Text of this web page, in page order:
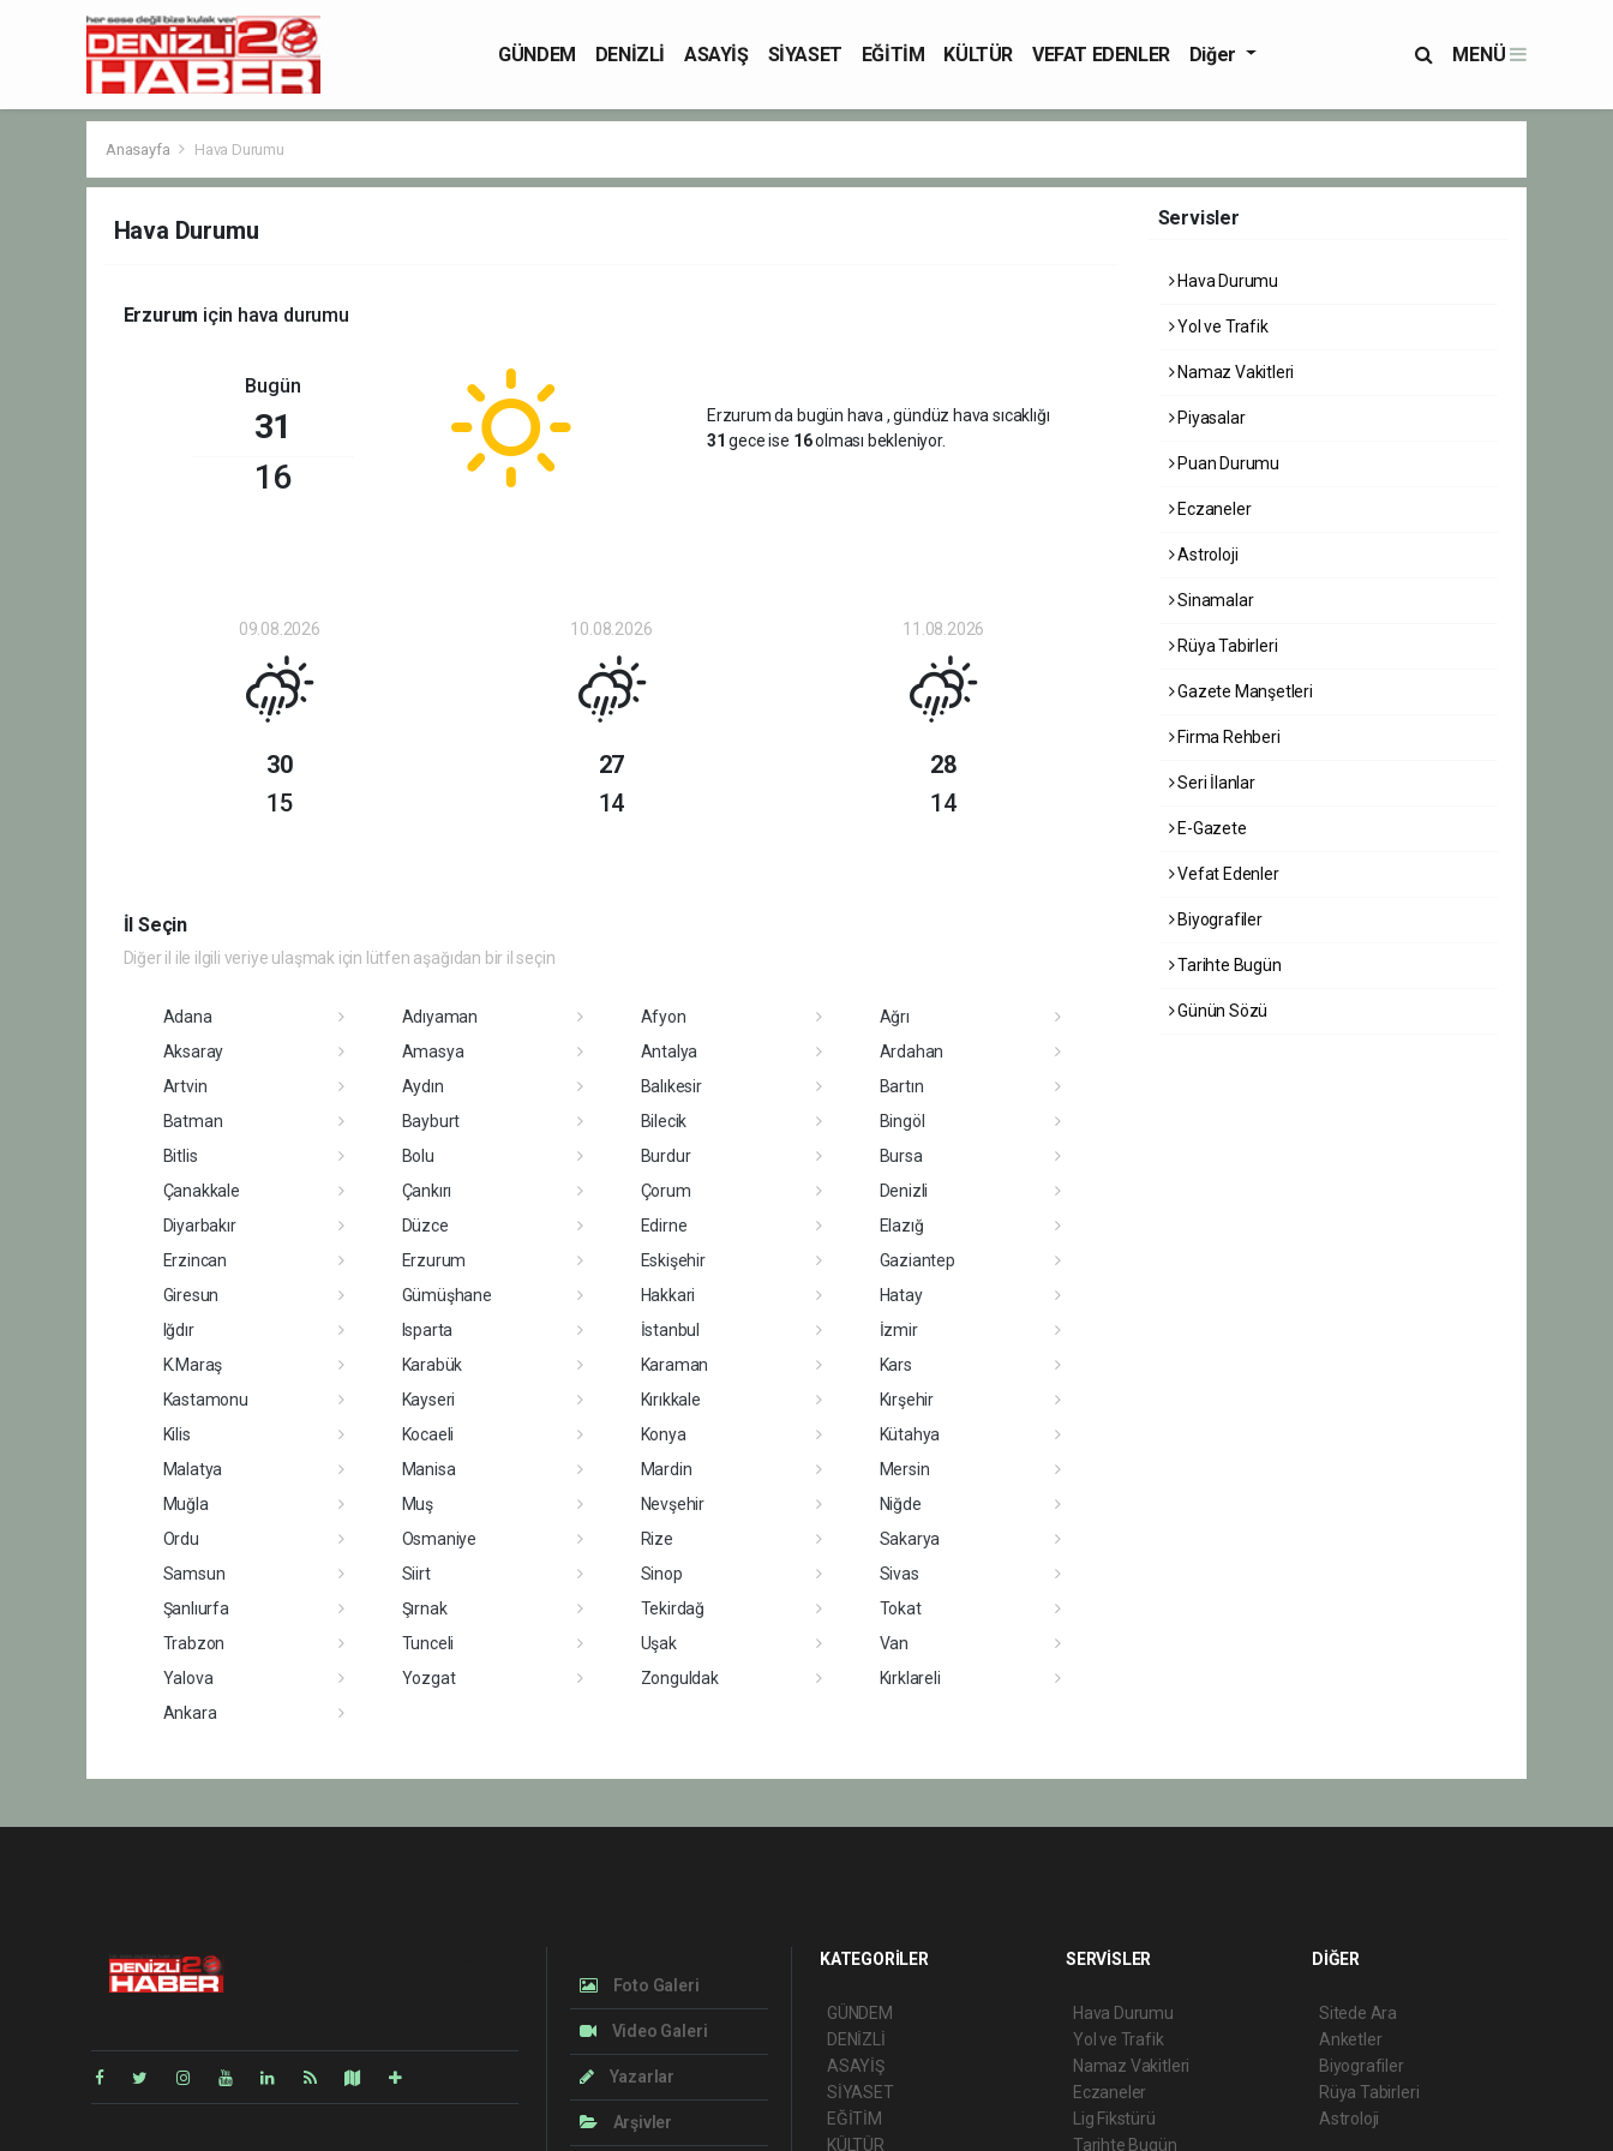
GÜNDEM DENİZLİ ASAYİŞ SİYASET EĞİTİM KÜLTÜR VEFAT EDENLER Diğer MENÜ
Anasayfa Hava Durumu
Hava Durumu
Erzurum için hava durumu
Bugün
31
16
Erzurum da bugün hava , gündüz hava sıcaklığı
31 gece ise 16olması bekleniyor.
09.08.2026
30
15
10.08.2026
27
14
11.08.2026
28
14
İl Seçin
Diğer il ile ilgili veriye ulaşmak için lütfen aşağıdan bir il seçin
Adana Adıyaman Afyon
Ağrı
Aksaray
Amasya Antalya
Ardahan
Artvin
Aydın Balıkesir
Bartın
Batman
Bayburt Bilecik
Bingöl
Bitlis
Bolu Burdur
Bursa
Çanakkale
Çankırı Çorum
Denizli
Diyarbakır
Düzce Edirne
Elazığ
Erzincan
Erzurum Eskişehir
Gaziantep
Giresun
Gümüşhane Hakkari
Hatay
Iğdır
Isparta İstanbul
İzmir
K.Maraş
Karabük Karaman
Kars
Kastamonu
Kayseri Kırıkkale
Kırşehir
Kilis
Kocaeli Konya
Kütahya
Malatya
Manisa Mardin
Mersin
Muğla
Muş Nevşehir
Niğde
Ordu
Osmaniye Rize
Sakarya
Samsun
Siirt Sinop
Sivas
Şanlıurfa
Şırnak Tekirdağ
Tokat
Trabzon
Tunceli Uşak
Van
Yalova
Yozgat Zonguldak
Kırklareli
Ankara
Servisler
Hava Durumu
Yol ve Trafik
Namaz Vakitleri
Piyasalar
Puan Durumu
Eczaneler
Astroloji
Sinamalar
Rüya Tabirleri
Gazete Manşetleri
Firma Rehberi
Seri İlanlar
E-Gazete
Vefat Edenler
Biyografiler
Tarihte Bugün
Günün Sözü
Foto Galeri
Video Galeri
Yazarlar
Arşivler
KATEGORİLER
GÜNDEM
DENİZLİ
ASAYİŞ
SİYASET
EĞİTİM
KÜLTÜR
SERVİSLER
Hava Durumu
Yol ve Trafik
Namaz Vakitleri
Eczaneler
Lig Fikstürü
Tarihte Bugün
DİĞER
Sitede Ara
Anketler
Biyografiler
Rüya Tabirleri
Astroloji